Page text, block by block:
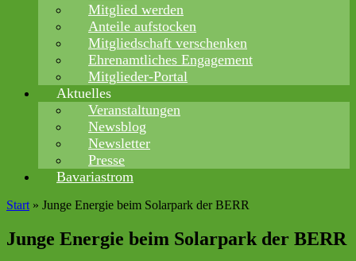
Mitglied werden
Anteile aufstocken
Mitgliedschaft verschenken
Ehrenamtliches Engagement
Mitglieder-Portal
Aktuelles
Veranstaltungen
Newsblog
Newsletter
Presse
Bavariastrom
Start » Junge Energie beim Solarpark der BERR
Junge Energie beim Solarpark der BERR